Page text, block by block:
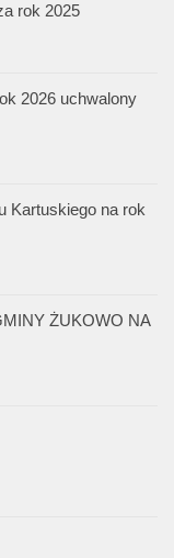
rok 2025
2026 uchwalony
Kartuskiego na rok
ŻUKOWO NA